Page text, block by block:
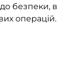
безпеки, в
операцій.